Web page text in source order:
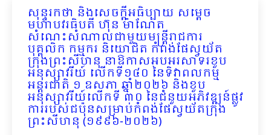
សុន្ទរកថា និងសេចក្ដីអធិប្បាយ សម្ដេច
មហាបវរធិបតី ហ៊ុន ម៉ាណែត
សំណេះសំណាលជាមួយមន្រ្តីរាជការ
បុគ្គលិក កម្មករ និយោជិត កំពង់ផែស្វយ័ត
ក្រុងព្រះសីហនុ នាឱកាសអបអរសាទរខួប
អនុស្សាវរីយ៍ លើកទី១៤០ នៃទិវាពលកម្ម
អន្តរជាតិ ១ ឧសភា ឆ្នាំ២០២៦ និងខួប
អនុស្សាវរីយ៍លើកទី ៣០ នៃជំនួយអភិវឌ្ឍន៍ផ្លូវ
ការរបស់ជប៉ុនសម្រាប់កំពង់ផែស្វយ័តក្រុង
ព្រះសីហនុ (១៩៩៦-២០២៦)